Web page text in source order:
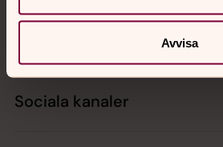
Avvisa
Sociala kanaler